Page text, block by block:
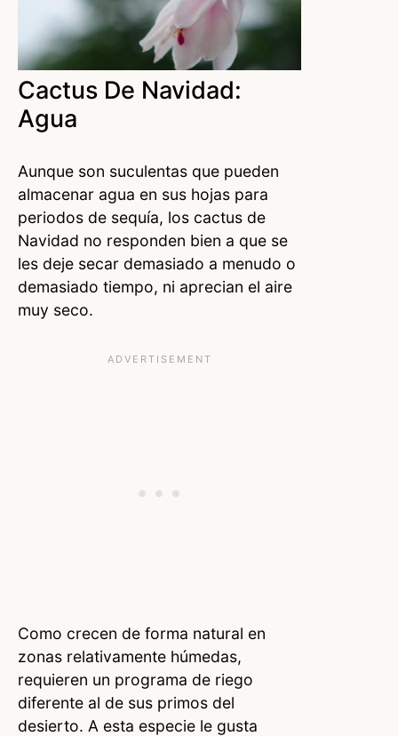
Cactus De Navidad:
Agua
Aunque son suculentas que pueden
almacenar agua en sus hojas para
periodos de sequía, los cactus de
Navidad no responden bien a que se
les deje secar demasiado a menudo o
demasiado tiempo, ni aprecian el aire
muy seco.
Como crecen de forma natural en
zonas relativamente húmedas,
requieren un programa de riego
diferente al de sus primos del
desierto. A esta especie le gusta